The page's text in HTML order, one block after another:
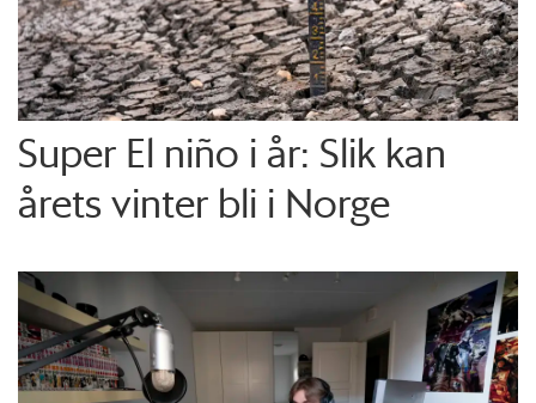
Super El niño i år: Slik kan
årets vinter bli i Norge